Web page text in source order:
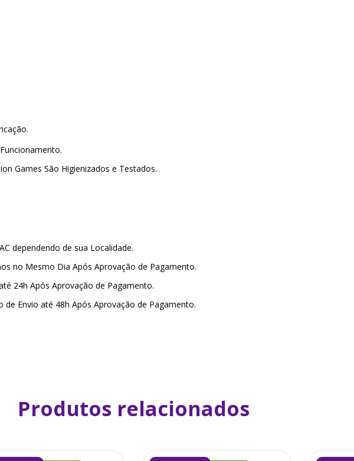
Games São Higienizados e Testados.
dependendo de sua Localidade.
no Mesmo Dia Após Aprovação de Pagamento.
24h Após Aprovação de Pagamento.
Envio até 48h Após Aprovação de Pagamento.
Produtos relacionados